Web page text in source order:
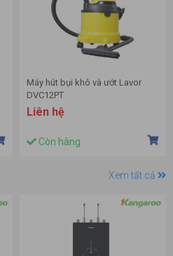
Máy hút bụi khô và ướt Lavor
DVC12PT
Liên hệ
Còn hàng
Xem tất cả